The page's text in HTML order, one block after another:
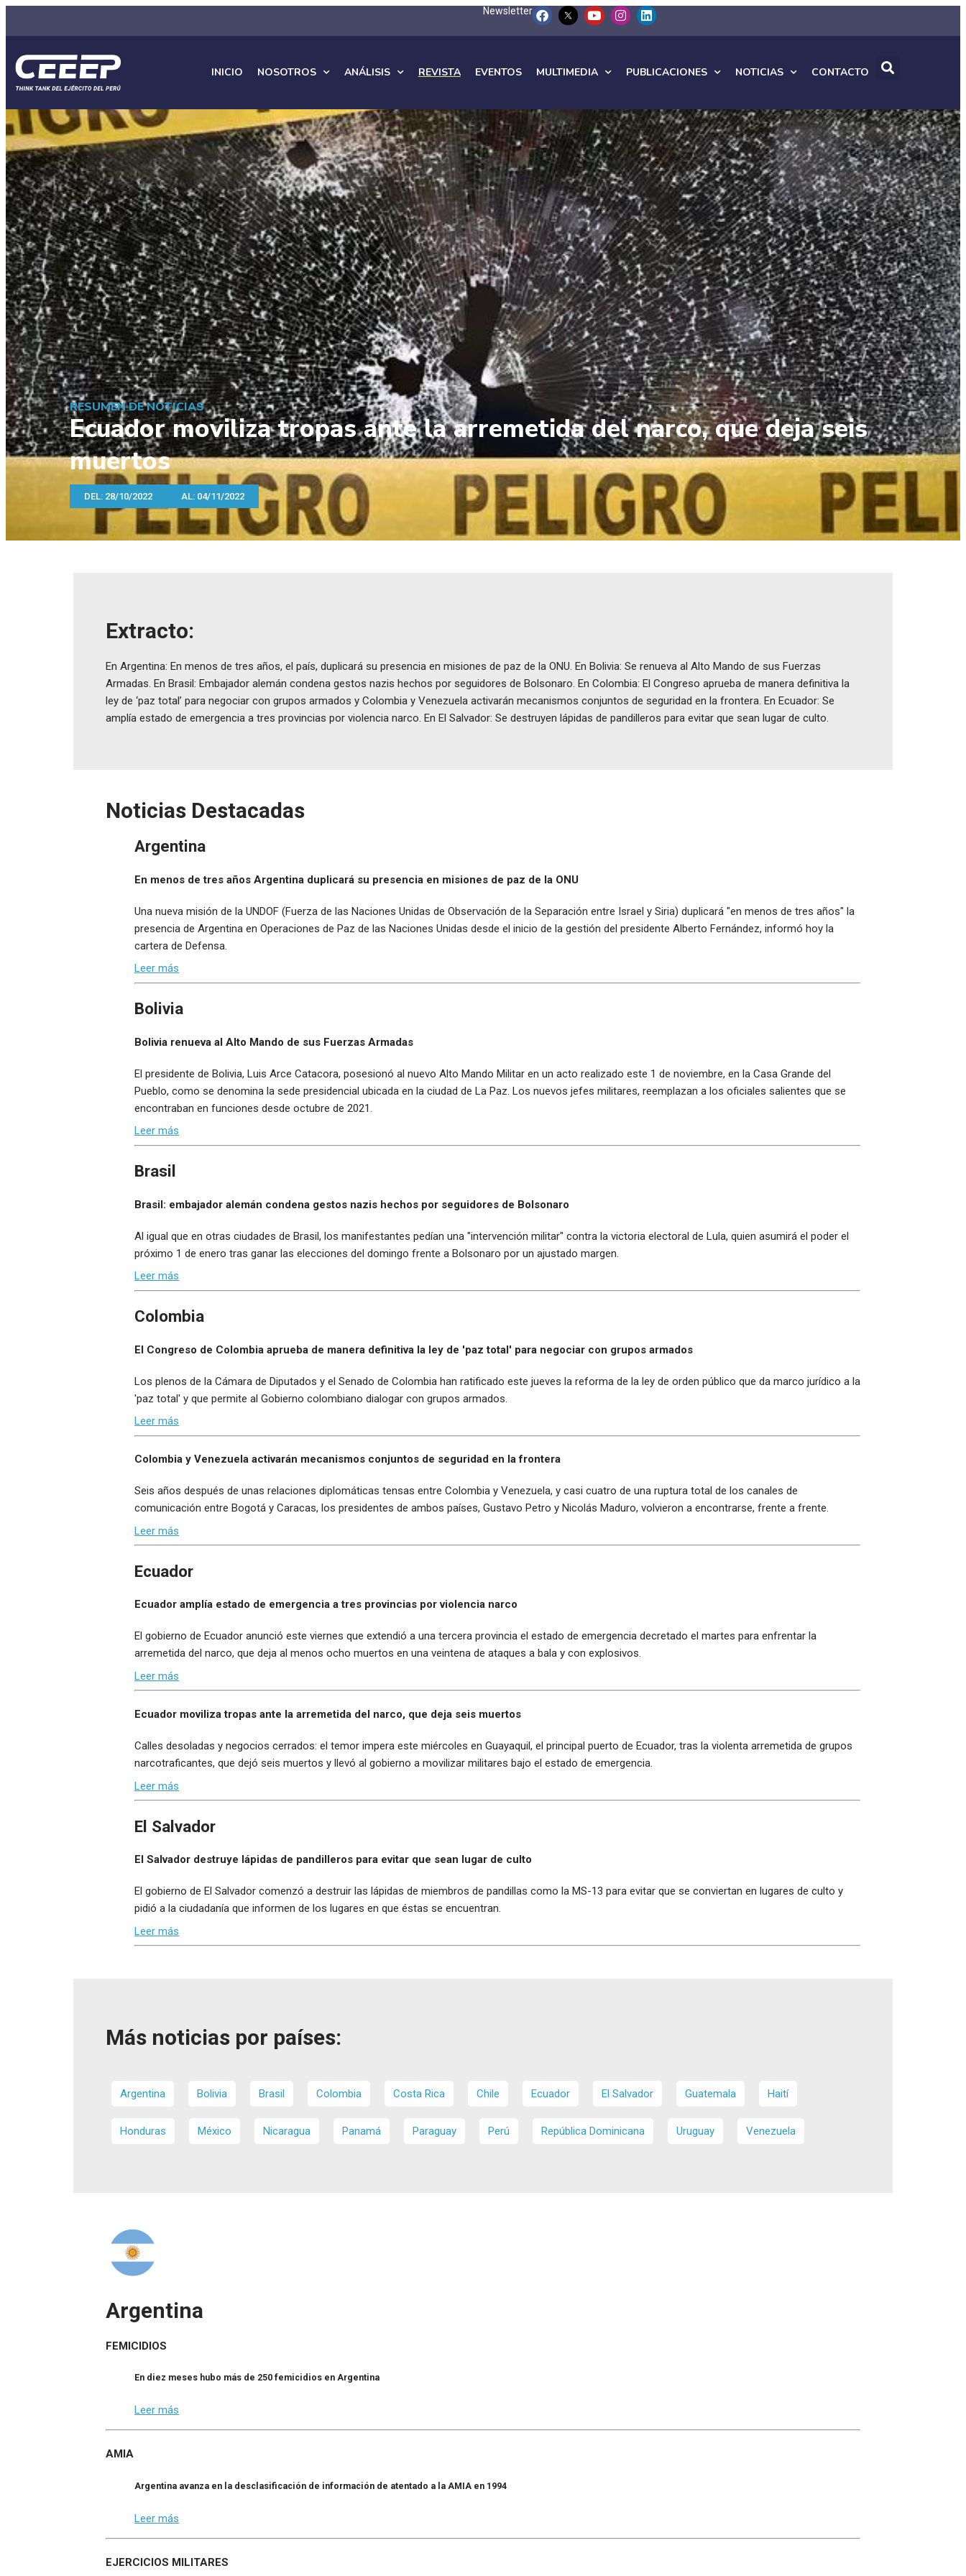
Newsletter
INICIO NOSOTROS ANÁLISIS REVISTA EVENTOS MULTIMEDIA PUBLICACIONES NOTICIAS CONTACTO
RESUMEN DE NOTICIAS
Ecuador moviliza tropas ante la arremetida del narco, que deja seis
muertos
DEL: 28/10/2022 AL: 04/11/2022
Extracto:
En Argentina: En menos de tres años, el país, duplicará su presencia en misiones de paz de la ONU. En Bolivia: Se renueva al Alto Mando de sus Fuerzas
Armadas. En Brasil: Embajador alemán condena gestos nazis hechos por seguidores de Bolsonaro. En Colombia: El Congreso aprueba de manera definitiva la
ley de ‘paz total’ para negociar con grupos armados y Colombia y Venezuela activarán mecanismos conjuntos de seguridad en la frontera. En Ecuador: Se
amplía estado de emergencia a tres provincias por violencia narco. En El Salvador: Se destruyen lápidas de pandilleros para evitar que sean lugar de culto.
Noticias Destacadas
Argentina
En menos de tres años Argentina duplicará su presencia en misiones de paz de la ONU
Una nueva misión de la UNDOF (Fuerza de las Naciones Unidas de Observación de la Separación entre Israel y Siria) duplicará "en menos de tres años" la
presencia de Argentina en Operaciones de Paz de las Naciones Unidas desde el inicio de la gestión del presidente Alberto Fernández, informó hoy la
cartera de Defensa.
Leer más
Bolivia
Bolivia renueva al Alto Mando de sus Fuerzas Armadas
El presidente de Bolivia, Luis Arce Catacora, posesionó al nuevo Alto Mando Militar en un acto realizado este 1 de noviembre, en la Casa Grande del
Pueblo, como se denomina la sede presidencial ubicada en la ciudad de La Paz. Los nuevos jefes militares, reemplazan a los oficiales salientes que se
encontraban en funciones desde octubre de 2021.
Leer más
Brasil
Brasil: embajador alemán condena gestos nazis hechos por seguidores de Bolsonaro
Al igual que en otras ciudades de Brasil, los manifestantes pedían una "intervención militar" contra la victoria electoral de Lula, quien asumirá el poder el
próximo 1 de enero tras ganar las elecciones del domingo frente a Bolsonaro por un ajustado margen.
Leer más
Colombia
El Congreso de Colombia aprueba de manera definitiva la ley de 'paz total' para negociar con grupos armados
Los plenos de la Cámara de Diputados y el Senado de Colombia han ratificado este jueves la reforma de la ley de orden público que da marco jurídico a la
'paz total' y que permite al Gobierno colombiano dialogar con grupos armados.
Leer más
Colombia y Venezuela activarán mecanismos conjuntos de seguridad en la frontera
Seis años después de unas relaciones diplomáticas tensas entre Colombia y Venezuela, y casi cuatro de una ruptura total de los canales de
comunicación entre Bogotá y Caracas, los presidentes de ambos países, Gustavo Petro y Nicolás Maduro, volvieron a encontrarse, frente a frente.
Leer más
Ecuador
Ecuador amplía estado de emergencia a tres provincias por violencia narco
El gobierno de Ecuador anunció este viernes que extendió a una tercera provincia el estado de emergencia decretado el martes para enfrentar la
arremetida del narco, que deja al menos ocho muertos en una veintena de ataques a bala y con explosivos.
Leer más
Ecuador moviliza tropas ante la arremetida del narco, que deja seis muertos
Calles desoladas y negocios cerrados: el temor impera este miércoles en Guayaquil, el principal puerto de Ecuador, tras la violenta arremetida de grupos
narcotraficantes, que dejó seis muertos y llevó al gobierno a movilizar militares bajo el estado de emergencia.
Leer más
El Salvador
El Salvador destruye lápidas de pandilleros para evitar que sean lugar de culto
El gobierno de El Salvador comenzó a destruir las lápidas de miembros de pandillas como la MS-13 para evitar que se conviertan en lugares de culto y
pidió a la ciudadanía que informen de los lugares en que éstas se encuentran.
Leer más
Más noticias por países:
Argentina Bolivia Brasil Colombia Costa Rica Chile Ecuador El Salvador Guatemala Haití
Honduras México Nicaragua Panamá Paraguay Perú República Dominicana Uruguay Venezuela
Argentina
FEMICIDIOS
En diez meses hubo más de 250 femicidios en Argentina
Leer más
AMIA
Argentina avanza en la desclasificación de información de atentado a la AMIA en 1994
Leer más
EJERCICIOS MILITARES